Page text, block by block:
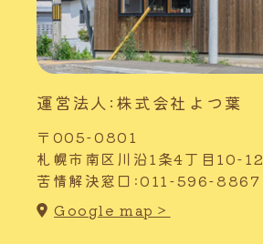
運営法人:株式会社よつ葉
〒005-0801
札幌市南区川沿1条4丁目10-12
苦情解決窓口:011-596-8867
Google map＞